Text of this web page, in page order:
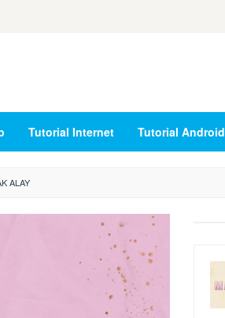
Tutorial Internet Tutorial Android
ALAY